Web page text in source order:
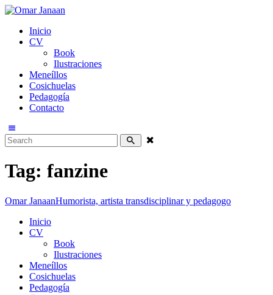
Inicio
CV
Book
Ilustraciones
Meneíllos
Cosichuelas
Pedagogía
Contacto
Tag: fanzine
Omar JanaanHumorista, artista transdisciplinar y pedagogo
Inicio
CV
Book
Ilustraciones
Meneíllos
Cosichuelas
Pedagogía